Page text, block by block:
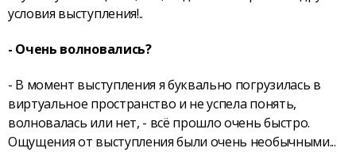
условия выступления!..
- Очень волновались?
- В момент выступления я буквально погрузилась в
виртуальное пространство и не успела понять,
волновалась или нет, - всё прошло очень быстро.
Ощущения от выступления были очень необычными...